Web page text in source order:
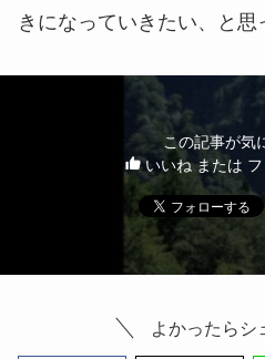
きになっていきたい、と思
この記事が気
いいね または フ
よかったらシ